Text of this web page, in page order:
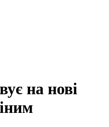
на нові